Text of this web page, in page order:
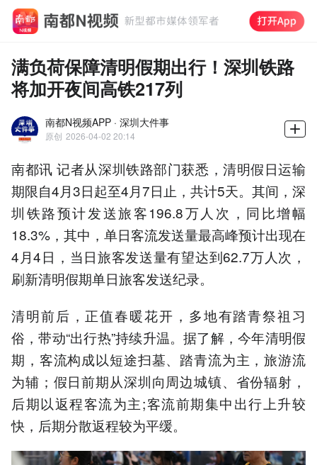
满负荷保障清明假期出行！深圳铁路
将加开夜间高铁217列
南都N视频APP · 深圳大件事
原创 2026-04-02 20:14
南都讯 记者从深圳铁路部门获悉，清明假日运输
期限自4月3日起至4月7日止，共计5天。其间，深
圳铁路预计发送旅客196.8万人次，同比增幅
18.3%，其中，单日客流发送量最高峰预计出现在
4月4日，当日旅客发送量有望达到62.7万人次，
刷新清明假期单日旅客发送纪录。
清明前后，正值春暖花开，多地有踏青祭祖习
俗，带动“出行热”持续升温。据了解，今年清明假
期，客流构成以短途扫墓、踏青流为主，旅游流
为辅；假日前期从深圳向周边城镇、省份辐射，
后期以返程客流为主;客流前期集中出行上升较
快，后期分散返程较为平缓。